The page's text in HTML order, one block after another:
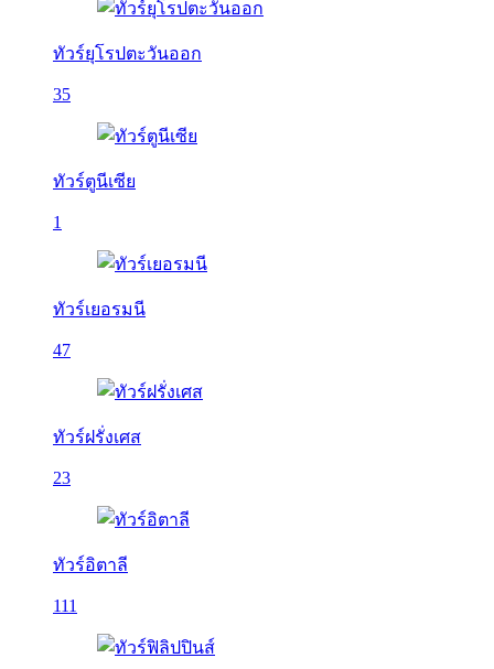
ทัวร์ยุโรปตะวันออก
35
ทัวร์ตูนีเซีย
1
ทัวร์เยอรมนี
47
ทัวร์ฝรั่งเศส
23
ทัวร์อิตาลี
111